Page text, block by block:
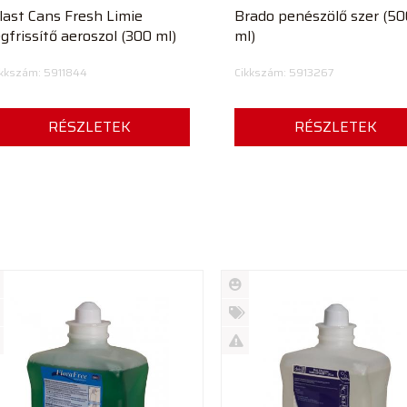
Cans Fresh Limie
aeroszol (300 ml)
5911844
RÉSZLETEK
Brado penészölő szer
ml)
Cikkszám: 5913267
RÉSZLETEK
Új
termék
%